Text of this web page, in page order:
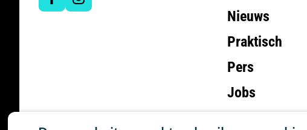
Nieuws
Praktisch
Pers
Jobs